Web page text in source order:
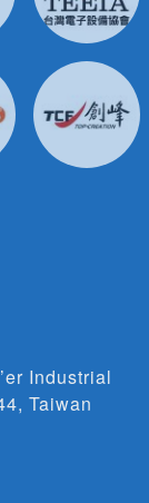
Industrial
Taiwan